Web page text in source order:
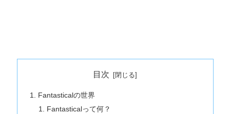
目次
Fantasticalの世界
Fantasticalって何？